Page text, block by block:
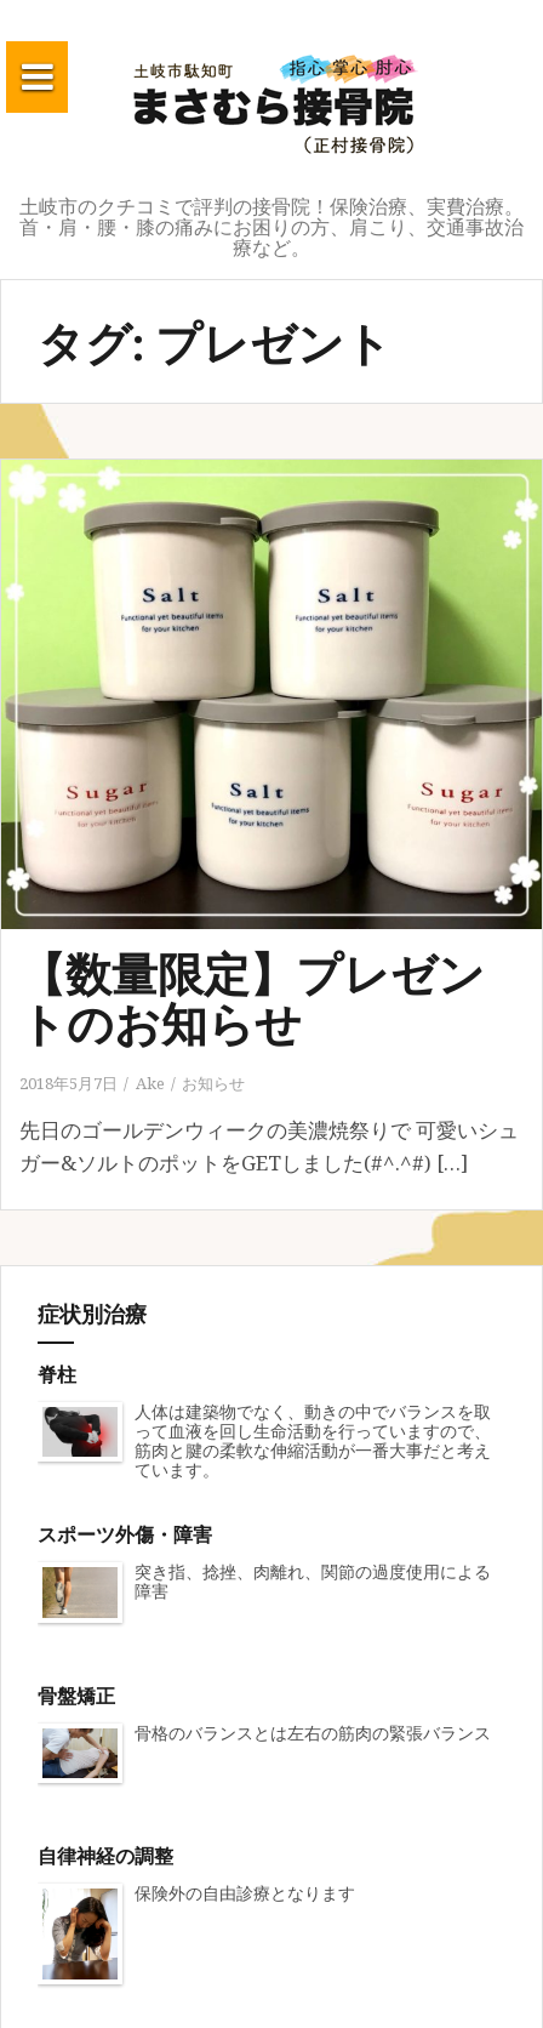
ン
ン
ッ
土岐市のクチコミで評判の接骨院！保険治療、実費治療。
首・肩・腰・膝の痛みにお困りの方、肩こり、交通事故治
療など。
タグ: プレゼント
【数量限定】プレゼン
トのお知らせ
2018年5月7日 Ake お知らせ
先日のゴールデンウィークの美濃焼祭りで 可愛いシュ
ガー&ソルトのポットをGETしました(#^.^#) […]
症状別治療
脊柱
人体は建築物でなく、動きの中でバランスを取
って血液を回し生命活動を行っていますので、
筋肉と腱の柔軟な伸縮活動が一番大事だと考え
ています。
スポーツ外傷・障害
突き指、捻挫、肉離れ、関節の過度使用による
障害
骨盤矯正
骨格のバランスとは左右の筋肉の緊張バランス
自律神経の調整
保険外の自由診療となります